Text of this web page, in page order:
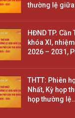
thường lệ
HĐND TP. Cần
khóa XI,
2026 – 2031,
THTT: Phiên
Nhất, Kỳ họp
họp thường